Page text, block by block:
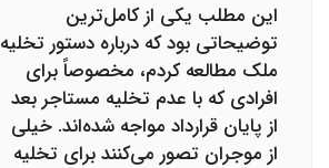
این مطلب یکی از کامل‌ترین
توضیحاتی بود که درباره دستور تخلیه
ملک مطالعه کردم، مخصوصاً برای
افرادی که با عدم تخلیه مستاجر بعد
از پایان قرارداد مواجه شده‌اند. خیلی
از موجران تصور می‌کنند برای تخلیه